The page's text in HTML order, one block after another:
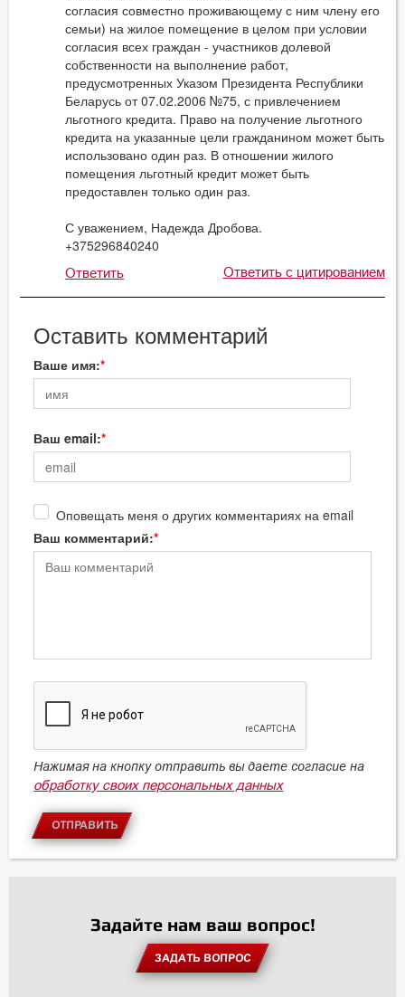
согласия совместно проживающему с ним члену его
семьи) на жилое помещение в целом при условии
согласия всех граждан - участников долевой
собственности на выполнение работ,
предусмотренных Указом Президента Республики
Беларусь от 07.02.2006 №75, с привлечением
льготного кредита. Право на получение льготного
кредита на указанные цели гражданином может быть
использовано один раз. В отношении жилого
помещения льготный кредит может быть
предоставлен только один раз.
С уважением, Надежда Дробова.
+375296840240
Ответить Ответить с цитированием
Оставить комментарий
Ваше имя:
Ваш email:
Оповещать меня о других комментариях на email
Ваш комментарий:
Нажимая на кнопку отправить вы даете согласие на
обработку своих персональных данных
ОТПРАВИТЬ
Задайте нам ваш вопрос!
ЗАДАТЬ ВОПРОС